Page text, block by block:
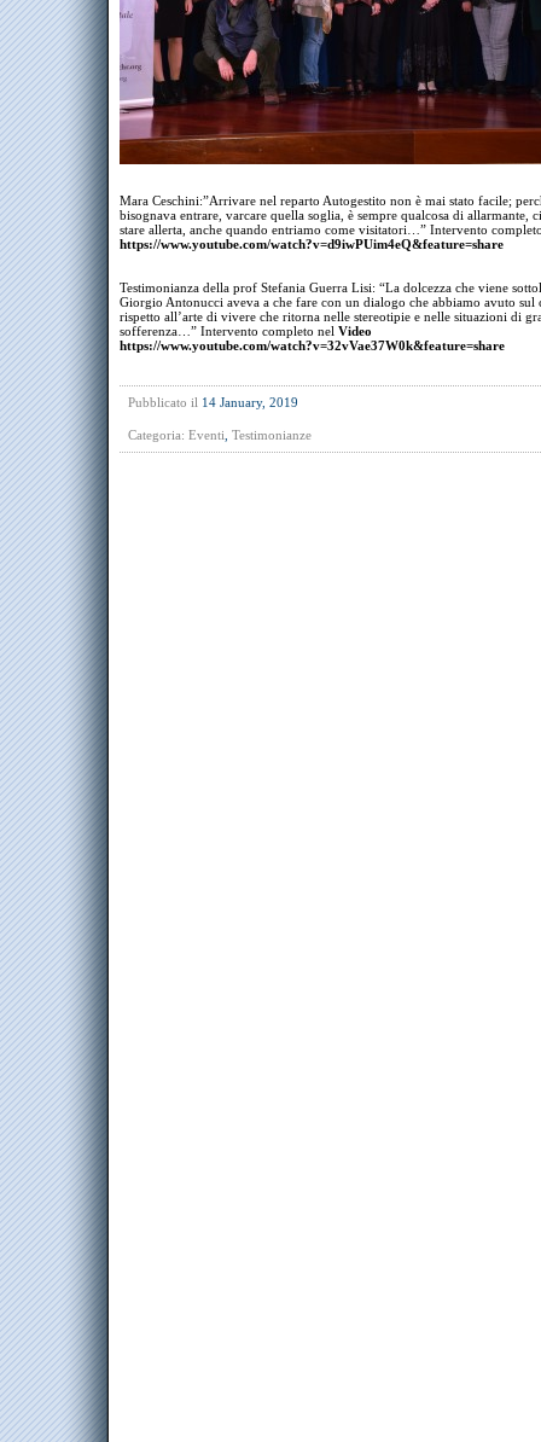
Mara Ceschini:”Arrivare nel reparto Autogestito non è mai stato facile;
bisognava entrare, varcare quella soglia, è sempre qualcosa di allarmante,
stare allerta, anche quando entriamo come visitatori…” Intervento
https://www.youtube.com/watch?v=d9iwPUim4eQ&feature=share
Testimonianza della prof Stefania Guerra Lisi: “La dolcezza che viene
Giorgio Antonucci aveva a che fare con un dialogo che abbiamo avuto sul
rispetto all’arte di vivere che ritorna nelle stereotipie e nelle situazioni di
sofferenza…” Intervento completo nel Video
https://www.youtube.com/watch?v=32vVae37W0k&feature=share
Pubblicato il 14 January, 2019
Categoria: Eventi Testimonianze